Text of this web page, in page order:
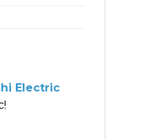
Electric